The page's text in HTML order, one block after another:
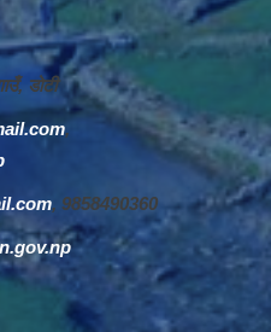
डोटी
,
, 9858490360